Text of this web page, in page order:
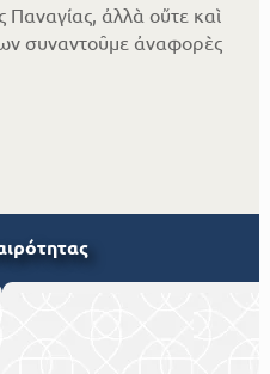
Παναγίας, ἀλλὰ οὔτε καὶ
συναντοῦμε ἀναφορὲς